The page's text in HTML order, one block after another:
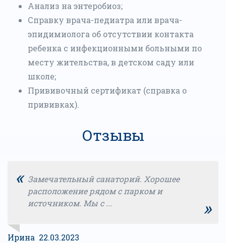
Анализ на энтеробиоз;
Справку врача-педиатра или врача-
эпидимиолога об отсутствии контакта
ребенка с инфекционными больными по
месту жительства, в детском саду или
школе;
Прививочный сертификат (справка о
прививках).
Отзывы
« Замечательный санаторий. Хорошее
расположение рядом с парком и
источником. Мы с ...
»
Ирина 22.03.2023